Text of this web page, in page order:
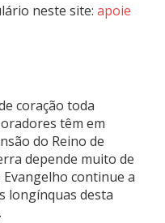
neste site: apoie
coração toda
têm em
do Reino de
depende muito de
continue a
longínquas desta